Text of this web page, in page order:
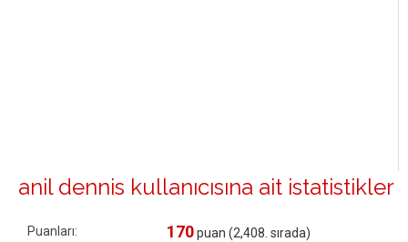
anil dennis kullanıcısına ait istatistikler
Puanları: 170puan (2,408 . sırada)